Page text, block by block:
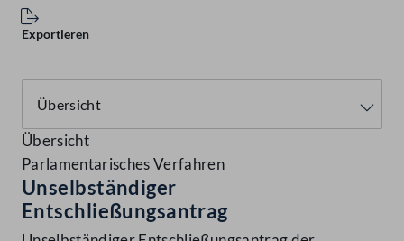
Exportieren
Übersicht
Parlamentarisches Verfahren
Unselbständiger
Entschließungsantrag